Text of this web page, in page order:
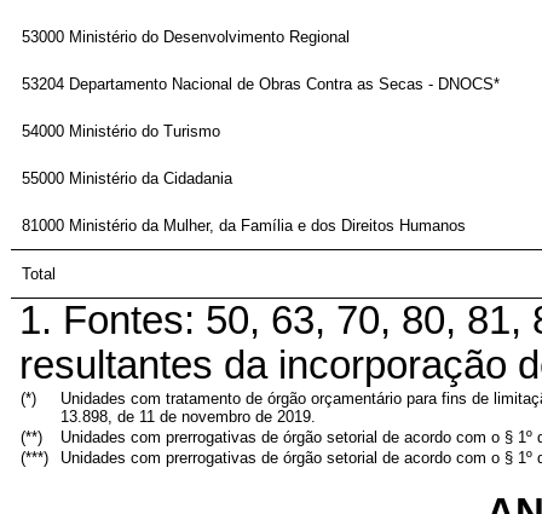
53000 Ministério do Desenvolvimento Regional
53204 Departamento Nacional de Obras Contra as Secas - DNOCS*
54000 Ministério do Turismo
55000 Ministério da Cidadania
81000 Ministério da Mulher, da Família e dos Direitos Humanos
Total
1. Fontes: 50, 63, 70, 80,
resultantes da incorporação
(*)
Unidades com tratamento de órgão orçamentário para fins de
13.898, de 11 de novembro de 2019.
(**)
Unidades com prerrogativas de órgão setorial de acordo com o §
(***)
Unidades com prerrogativas de órgão setorial de acordo com o § 1º